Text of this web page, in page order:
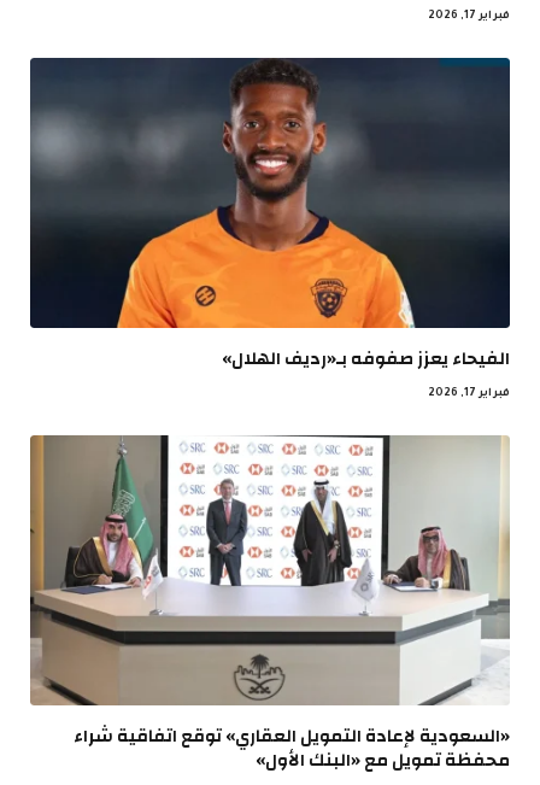
فبراير 17, 2026
الفيحاء يعزز صفوفه بـ«رديف الهلال»
فبراير 17, 2026
«السعودية لإعادة التمويل العقاري» توقع اتفاقية شراء
محفظة تمويل مع «البنك الأول»